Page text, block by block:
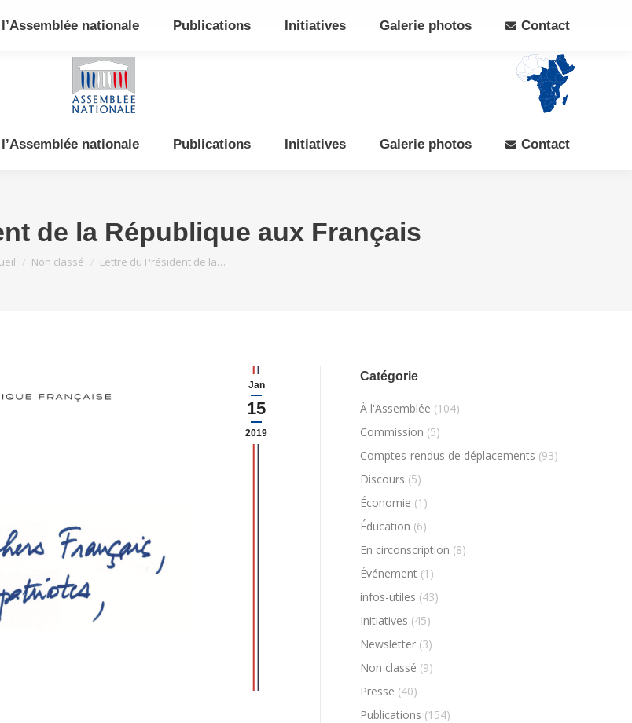
Facebook
opens
in
new
X
opens
in
new
nationale Publications Initiatives Galerie photos Contact
de la République aux Français
êtes ici :
Non classé Lettre du Président de la…
Jan
15
2019
Catégorie
À l'Assemblée (104)
Commission (5)
Comptes-rendus de déplacements (93)
Discours (5)
Économie (1)
Éducation (6)
En circonscription (8)
Événement (1)
infos-utiles (43)
Initiatives (45)
Newsletter (3)
Non classé (9)
Presse (40)
Publications (154)
nationale Publications Initiatives Galerie photos Contact